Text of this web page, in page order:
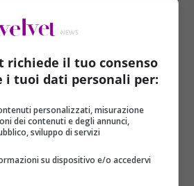
in
di tutti è quello dei Gemelli
e in qualunque contesto senza
Cambiano sempre idea e
bisogna fare attenzione
nella loro trappola.
richiede il tuo consenso
i tuoi dati personali per:
personalizzati, misurazione
dei contenuti e degli annunci,
sviluppo di servizi
su dispositivo e/o accedervi